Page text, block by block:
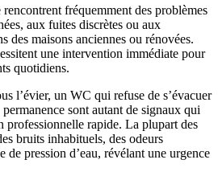
fréquemment des problèmes
aux fuites discrètes ou aux
des maisons anciennes ou rénovées.
une intervention immédiate pour
quotidiens.
l’évier, un WC qui refuse de s’évacuer
sont autant de signaux qui
professionnelle rapide. La plupart des
bruits inhabituels, des odeurs
de pression d’eau, révélant une urgence